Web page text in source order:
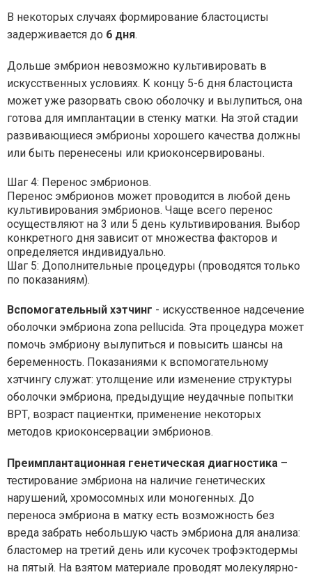
В некоторых случаях формирование бластоцисты
задерживается до 6 дня.
Дольше эмбрион невозможно культивировать в
искусственных условиях. К концу 5-6 дня бластоциста
может уже разорвать свою оболочку и вылупиться, она
готова для имплантации в стенку матки. На этой стадии
развивающиеся эмбрионы хорошего качества должны
или быть перенесены или криоконсервированы.
Шаг 4: Перенос эмбрионов.
Перенос эмбрионов может проводится в любой день
культивирования эмбрионов. Чаще всего перенос
осуществляют на 3 или 5 день культивирования. Выбор
конкретного дня зависит от множества факторов и
определяется индивидуально.
Шаг 5: Дополнительные процедуры (проводятся только
по показаниям).
Вспомогательный хэтчинг - искусственное надсечение
оболочки эмбриона zona pellucida. Эта процедура может
помочь эмбриону вылупиться и повысить шансы на
беременность. Показаниями к вспомогательному
хэтчингу служат: утолщение или изменение структуры
оболочки эмбриона, предыдущие неудачные попытки
ВРТ, возраст пациентки, применение некоторых
методов криоконсервации эмбрионов.
Преимплантационная генетическая диагностика –
тестирование эмбриона на наличие генетических
нарушений, хромосомных или моногенных. До
переноса эмбриона в матку есть возможность без
вреда забрать небольшую часть эмбриона для анализа:
бластомер на третий день или кусочек трофэктодермы
на пятый. На взятом материале проводят молекулярно-